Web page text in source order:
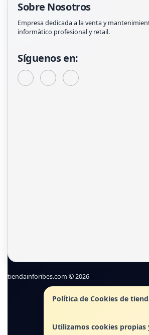
Política de Cookies de
Utilizamos cookies
Sobre Nosotros
Empresa dedicada a la venta y
informàtico profesional y retail.
Síguenos en:
tiendainforibes.com © 2026